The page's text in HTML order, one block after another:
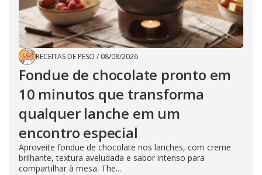
RECEITAS DE PESO / 08/08/2026
Fondue de chocolate pronto em
10 minutos que transforma
qualquer lanche em um
encontro especial
Aproveite fondue de chocolate nos lanches, com creme
brilhante, textura aveludada e sabor intenso para
compartilhar à mesa. The...